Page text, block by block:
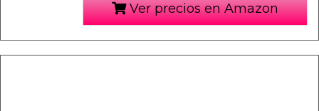
Ver precios en Amazon